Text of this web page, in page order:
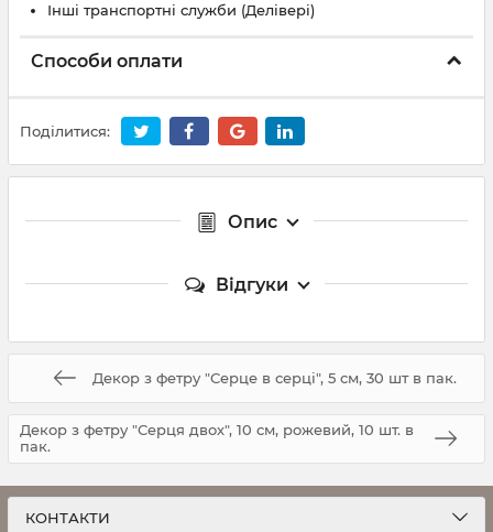
Інші транспортні служби (Делівері)
Способи оплати
Поділитися:
Опис
Відгуки
Декор з фетру "Серце в серці", 5 см, 30 шт в пак.
Декор з фетру "Серця двох", 10 см, рожевий, 10 шт. в
пак.
КОНТАКТИ